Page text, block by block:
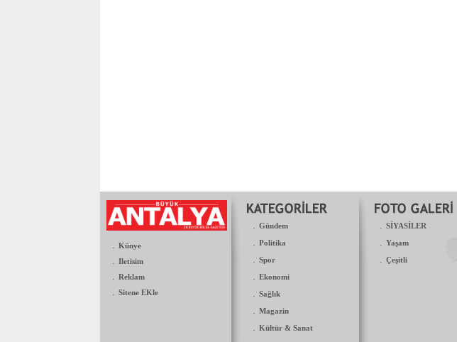
. Künye
. Iletisim
. Reklam
. Sitene EKle
. Gündem
. Politika
. Spor
. Ekonomi
. Sağlık
. Magazin
. Kültür & Sanat
. SİYASİLER
. Yaşam
. Çeşitli